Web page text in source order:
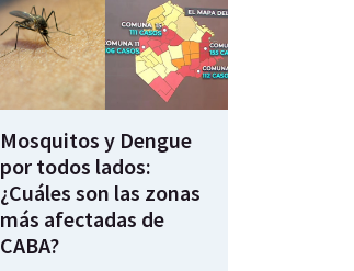
Mosquitos y Dengue
por todos lados:
¿Cuáles son las zonas
más afectadas de
CABA?